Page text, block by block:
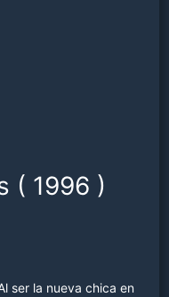
( 1996 )
ser la nueva chica en